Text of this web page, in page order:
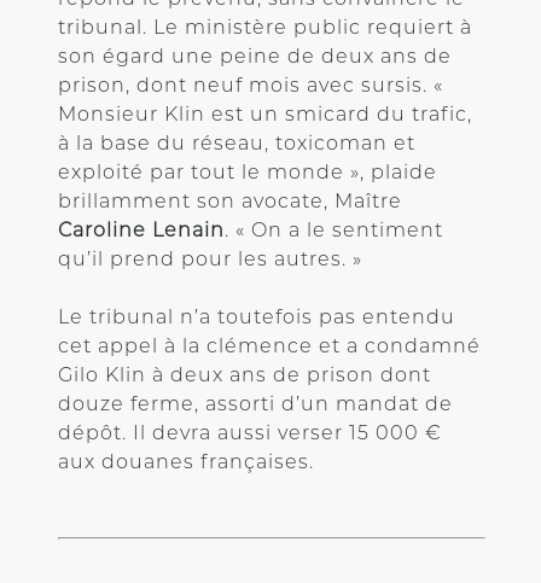
tribunal. Le ministère public requiert à
son égard une peine de deux ans de
prison, dont neuf mois avec sursis. «
Monsieur Klin est un smicard du trafic,
à la base du réseau, toxicoman et
exploité par tout le monde », plaide
brillamment son avocate, Maître
Caroline Lenain. « On a le sentiment
qu’il prend pour les autres. »
Le tribunal n’a toutefois pas entendu
cet appel à la clémence et a condamné
Gilo Klin à deux ans de prison dont
douze ferme, assorti d’un mandat de
dépôt. Il devra aussi verser 15 000 €
aux douanes françaises.